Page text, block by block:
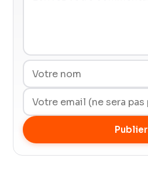
Publier